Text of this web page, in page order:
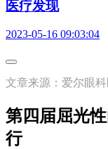
医疗发现
2023-05-16 09:03:04
文章来源：爱尔眼科
第四届屈光
行